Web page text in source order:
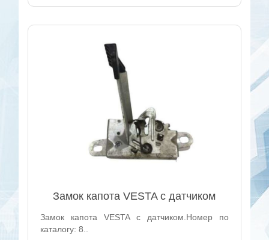
Замок капота VESTA с датчиком
Замок капота VESTA с датчиком.Номер по
каталогу: 8..